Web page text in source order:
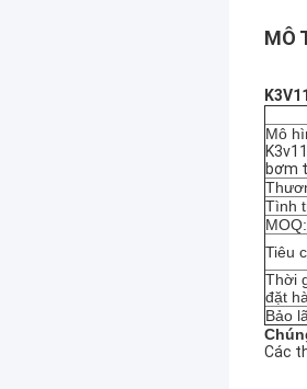
MÔ
Mô
bơm
Tình
Tiêu
Thời
đặt
Bảo
Các